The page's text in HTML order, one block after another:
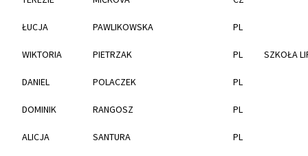
ŁUCJA PAWLIKOWSKA PL
WIKTORIA PIETRZAK PL SZKOŁA
DANIEL POLACZEK PL
DOMINIK RANGOSZ PL
ALICJA SANTURA PL